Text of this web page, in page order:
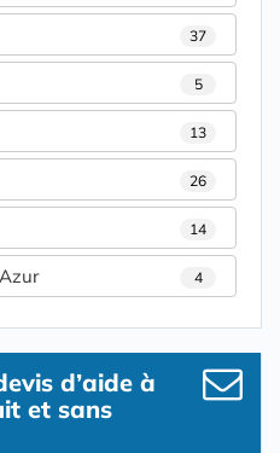
37
5
13
26
14
4
d’aide à
et sans